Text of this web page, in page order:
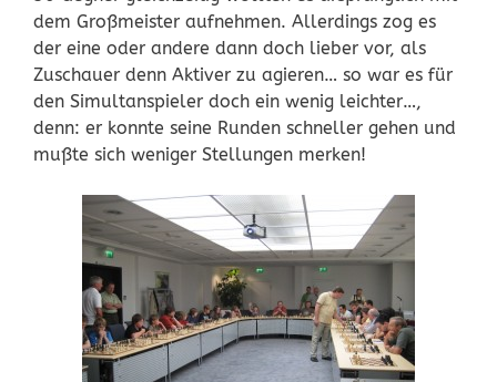
dem Großmeister aufnehmen. Allerdings zog es
der eine oder andere dann doch lieber vor, als
Zuschauer denn Aktiver zu agieren… so war es für
den Simultanspieler doch ein wenig leichter…,
denn: er konnte seine Runden schneller gehen und
mußte sich weniger Stellungen merken!